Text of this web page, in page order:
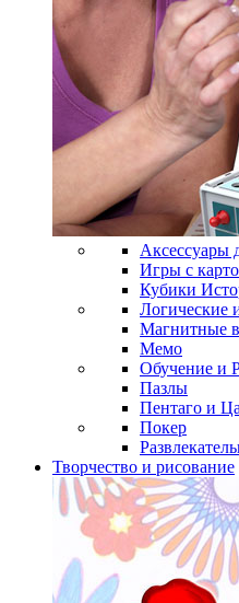
Аксессуары
Игры с
Кубики
Логические
Магнитные
Мемо
Обучение и
Пазлы
Пентаго и
Покер
Творчество и рисование